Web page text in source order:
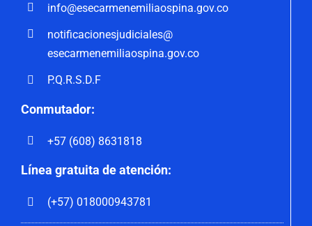
info@esecarmenemiliaospina.gov.co
notificacionesjudiciales@
esecarmenemiliaospina.gov.co
P.Q.R.S.D.F
Conmutador:
+57 (608) 8631818
Línea gratuita de atención:
(+57) 018000943781